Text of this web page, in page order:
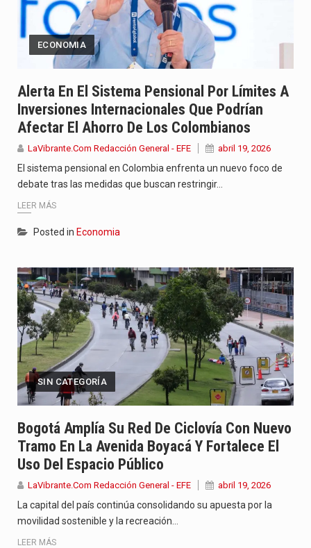
Barranquilla ya está lista para convertirse, el próximo 16 de…
A las 4:30 de la tarde de este viernes 7…
El senador Iván Cepeda anunció desde Barranquilla la creación del…
ECONOMIA
Alerta En El Sistema Pensional Por Límites A
Inversiones Internacionales Que Podrían
Afectar El Ahorro De Los Colombianos
LaVibrante.Com Redacción General - EFE abril 19, 2026
El sistema pensional en Colombia enfrenta un nuevo foco de
debate tras las medidas que buscan restringir…
LEER MÁS
Posted in Economia
SIN CATEGORÍA
Bogotá Amplía Su Red De Ciclovía Con Nuevo
Tramo En La Avenida Boyacá Y Fortalece El
Uso Del Espacio Público
LaVibrante.Com Redacción General - EFE abril 19, 2026
La capital del país continúa consolidando su apuesta por la
movilidad sostenible y la recreación…
LEER MÁS